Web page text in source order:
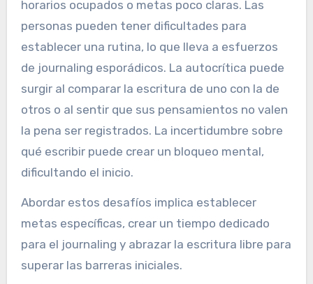
incertidumbre sobre qué escribir al comenzar
una práctica de journaling. Estos obstáculos
pueden obstaculizar la autorreflexión y la
claridad.
La falta de consistencia a menudo proviene de
horarios ocupados o metas poco claras. Las
personas pueden tener dificultades para
establecer una rutina, lo que lleva a esfuerzos
surgir al comparar la escritura de uno con la de
otros o al sentir que sus pensamientos no valen
la pena ser registrados. La incertidumbre sobre
qué escribir puede crear un bloqueo mental,